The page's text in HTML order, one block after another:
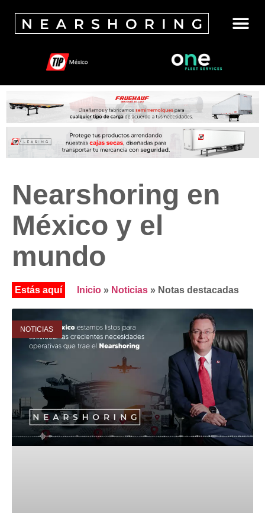
Nearshoring en
México y el
mundo
Inicio » Noticias » Notas destacadas
NOTICIAS